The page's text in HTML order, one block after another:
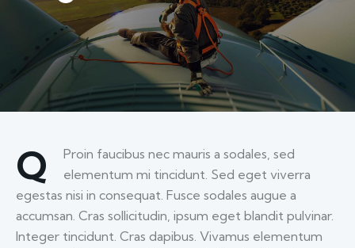
Q
Proin faucibus nec mauris a sodales, sed
elementum mi tincidunt. Sed eget viverra
egestas nisi in consequat. Fusce sodales augue a
accumsan. Cras sollicitudin, ipsum eget blandit pulvinar.
Integer tincidunt. Cras dapibus. Vivamus elementum